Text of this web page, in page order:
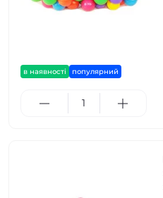
в наявності популярний